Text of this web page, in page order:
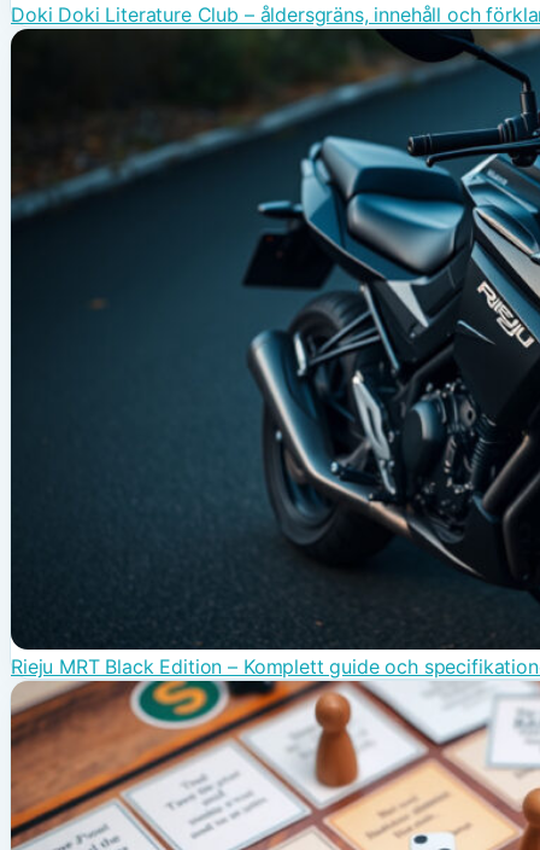
Doki Doki Literature Club – åldersgräns, innehåll och
Rieju MRT Black Edition – Komplett guide och